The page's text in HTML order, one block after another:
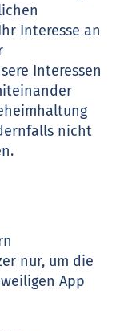
Interesse an
Interessen
nicht
nur, um die
App